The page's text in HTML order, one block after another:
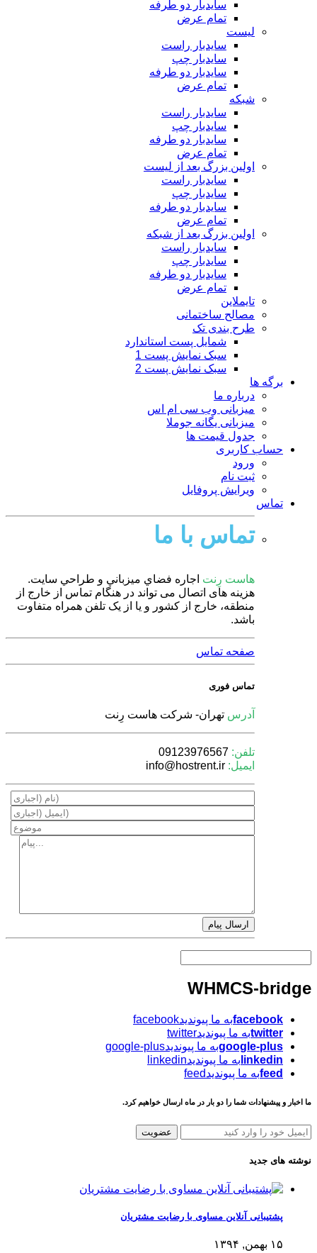
سایدبار دو طرفه
تمام عرض
لیست
سایدبار راست
سایدبار چپ
سایدبار دو طرفه
تمام عرض
شبکه
سایدبار راست
سایدبار چپ
سایدبار دو طرفه
تمام عرض
اولین بزرگ بعد از لیست
سایدبار راست
سایدبار چپ
سایدبار دو طرفه
تمام عرض
اولین بزرگ بعد از شبکه
سایدبار راست
سایدبار چپ
سایدبار دو طرفه
تمام عرض
تایملاین
مصالح ساختمانی
طرح بندی تک
شمایل پست استاندارد
سبک نمایش پست 1
سبک نمایش پست 2
برگه ها
درباره ما
میزبانی وب سی ام اس
میزبانی یگانه جوملا
جدول قیمت ها
حساب کاربری
ورود
ثبت نام
ویرایش پروفایل
تماس
تماس با ما
هاست رِنت اجاره فضاي ميزباني و طراحي سايت.
هزینه های اتصال می تواند در هنگام تماس از خارج از
منطقه، خارج از کشور و یا از یک تلفن همراه متفاوت
باشد.
صفحه تماس
تماس فوری
آدرس تهران- شركت هاست رِنت
تلفن:
ایمیل:
WHMCS-bridge
facebookبه ما پیوندیدfacebook
twitterبه ما پیوندیدtwitter
google-plusبه ما پیوندیدgoogle-plus
linkedin به ما پیوندیدlinkedin
feedبه ما پیوندیدfeed
ما اخبار و پیشنهادات شما را دو بار در ماه ارسال خواهیم کرد.
عضویت
نوشته های جدید
پشتیبانی آنلاین مساوی با رضایت مشتریان
۱۵ بهمن, ۱۳۹۴